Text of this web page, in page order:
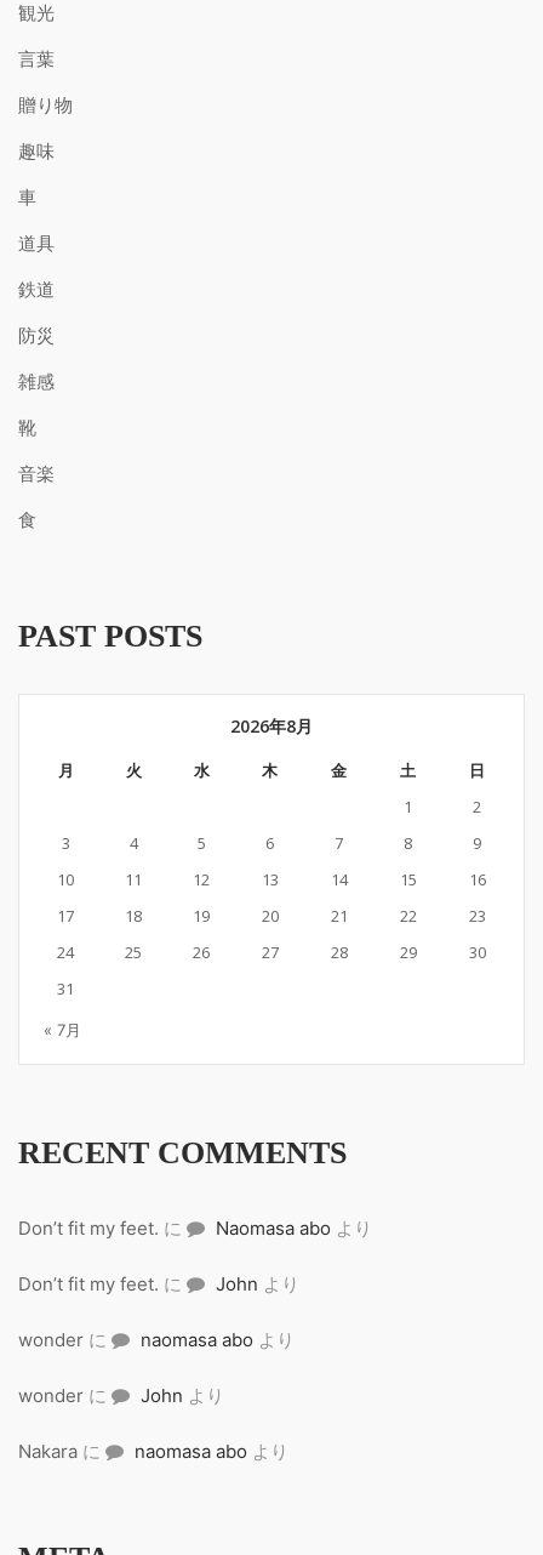
観光
言葉
贈り物
趣味
車
道具
鉄道
防災
雑感
靴
音楽
食
PAST POSTS
2026年8月
月 火 水 木 金 土
日
1
2
3
4 5 6 7 8
9
10
11 12 13 14 15
16
17
18 19 20 21 22
23
24
25 26 27 28 29
30
31
« 7月
RECENT COMMENTS
Don’t fit my feet. に Naomasa abo より
Don’t fit my feet. に John より
wonder に naomasa abo より
wonder に John より
Nakara に naomasa abo より